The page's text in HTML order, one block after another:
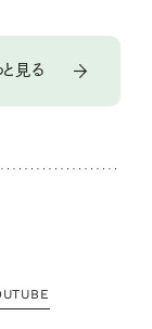
見る